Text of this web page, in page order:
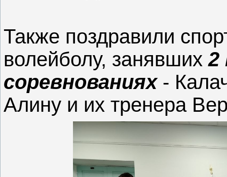
Также поздравили
волейболу, занявших2
соревнованиях-
Алину и их тренера